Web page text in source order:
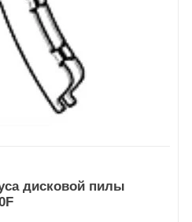
дисковой пилы